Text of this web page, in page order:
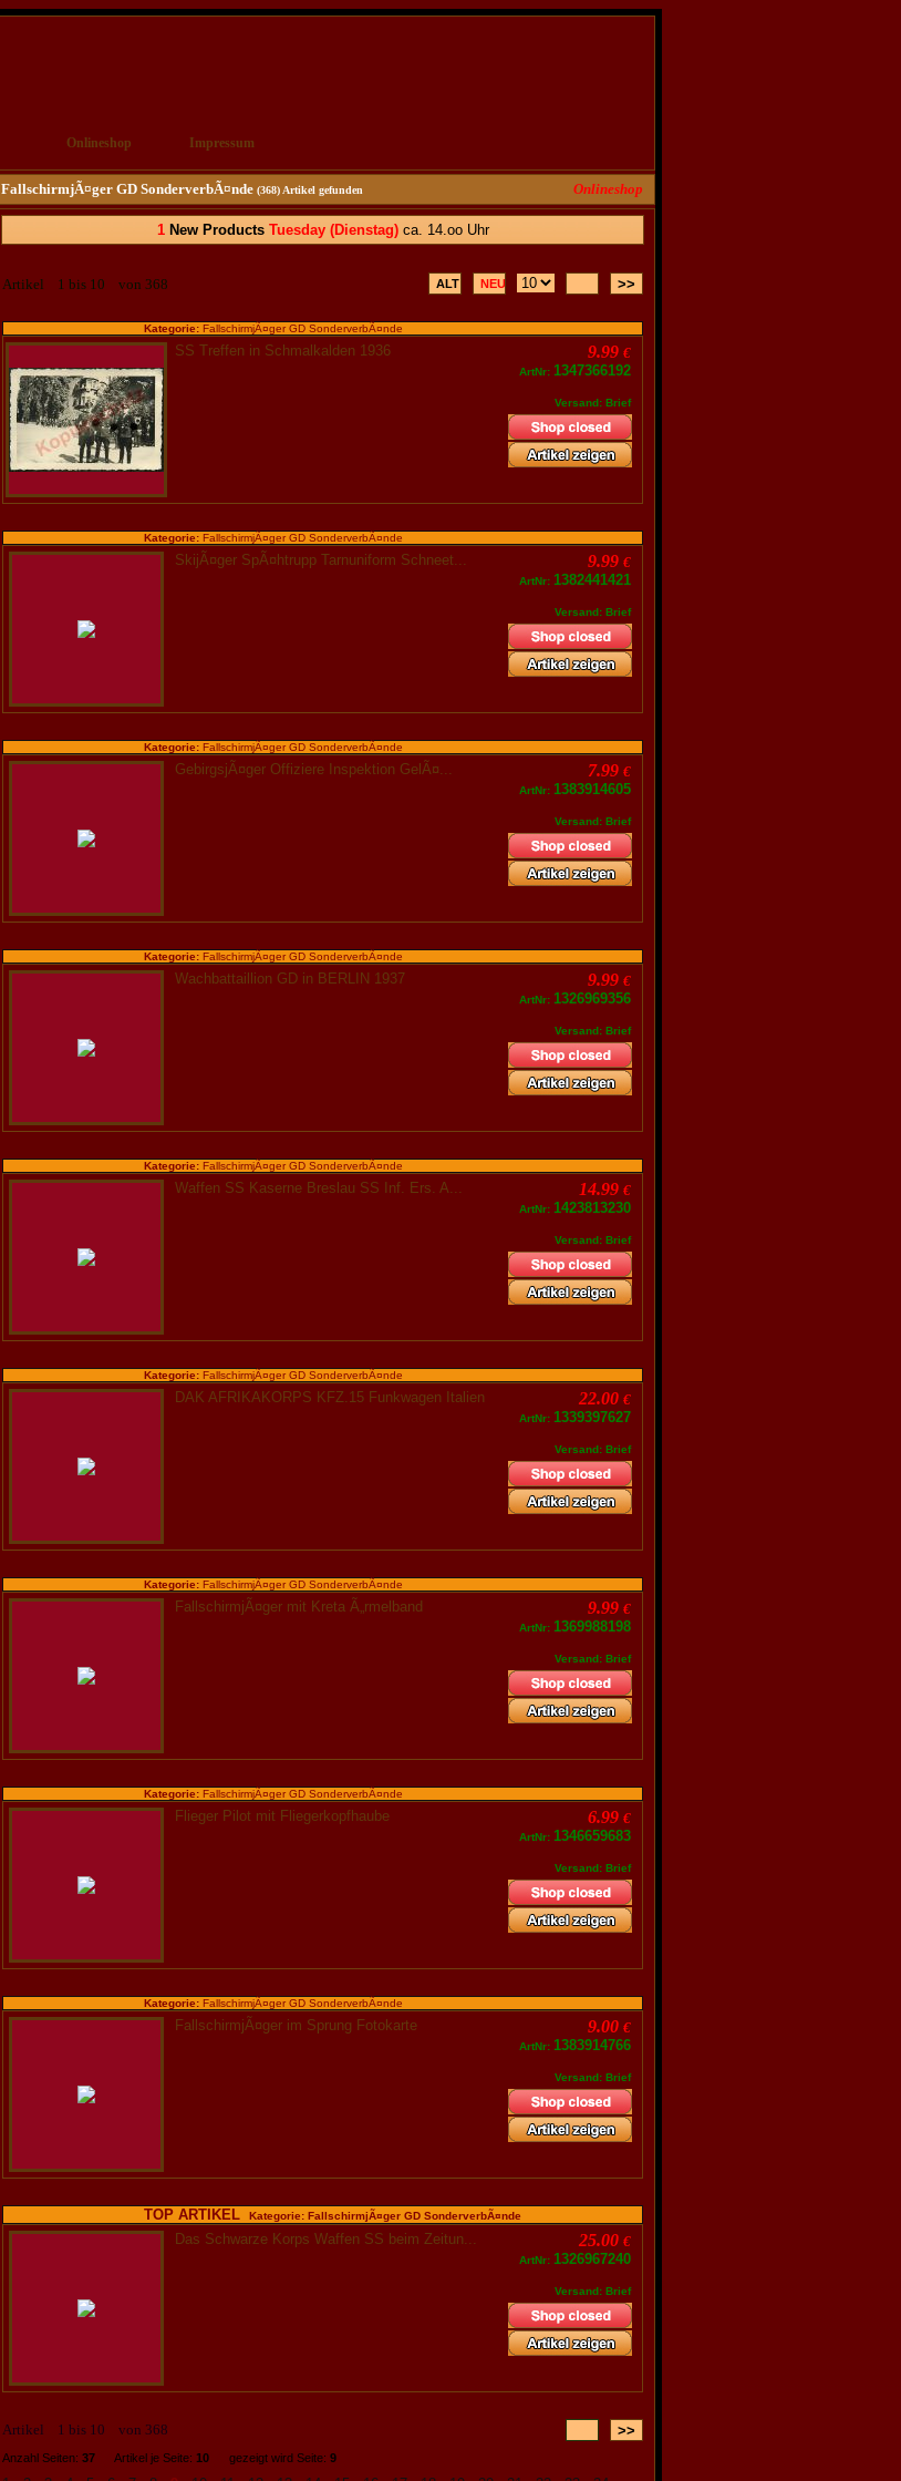
Onlineshop Impressum
FallschirmjÃ¤ger GD SonderverbÃ¤nde (368) Artikel gefunden Onlineshop
1 New Products Tuesday (Dienstag)ca. 14.oo Uhr
Artikel 1 bis 10 von 368
Kategorie: FallschirmjÃ¤ger GD SonderverbÃ¤nde
SS Treffen in Schmalkalden 1936 9.99 €
ArtNr: 1347366192
Versand: Brief
Kategorie: FallschirmjÃ¤ger GD SonderverbÃ¤nde
SkijÃ¤ger SpÃ¤htrupp Tarnuniform Schneet... 9.99 €
ArtNr: 1382441421
Versand: Brief
Kategorie: FallschirmjÃ¤ger GD SonderverbÃ¤nde
GebirgsjÃ¤ger Offiziere Inspektion GelÃ¤... 7.99 €
ArtNr: 1383914605
Versand: Brief
Kategorie: FallschirmjÃ¤ger GD SonderverbÃ¤nde
Wachbattaillion GD in BERLIN 1937 9.99 €
ArtNr: 1326969356
Versand: Brief
Kategorie: FallschirmjÃ¤ger GD SonderverbÃ¤nde
Waffen SS Kaserne Breslau SS Inf. Ers. A... 14.99 €
ArtNr: 1423813230
Versand: Brief
Kategorie: FallschirmjÃ¤ger GD SonderverbÃ¤nde
DAK AFRIKAKORPS KFZ.15 Funkwagen Italien 22.00 €
ArtNr: 1339397627
Versand: Brief
Kategorie: FallschirmjÃ¤ger GD SonderverbÃ¤nde
FallschirmjÃ¤ger mit Kreta Ã„rmelband 9.99 €
ArtNr: 1369988198
Versand: Brief
Kategorie: FallschirmjÃ¤ger GD SonderverbÃ¤nde
Flieger Pilot mit Fliegerkopfhaube 6.99 €
ArtNr: 1346659683
Versand: Brief
Kategorie: FallschirmjÃ¤ger GD SonderverbÃ¤nde
FallschirmjÃ¤ger im Sprung Fotokarte 9.00 €
ArtNr: 1383914766
Versand: Brief
TOP ARTIKEL Kategorie: FallschirmjÃ¤ger GD SonderverbÃ¤nde
Das Schwarze Korps Waffen SS beim Zeitun... 25.00 €
ArtNr: 1326967240
Versand: Brief
Artikel 1 bis 10 von 368
Anzahl Seiten: 37 Artikel je Seite: 10 gezeigt wird Seite: 9